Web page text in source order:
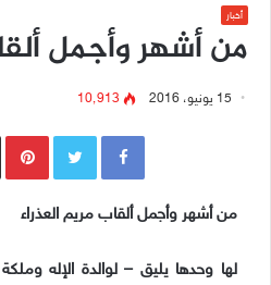
أخبار
من أشهر وأجمل
15 يونيو، 2016 10٬913
من أشهر وأجمل ألقاب مريم العذراء
لها وحدها يليق – لوالدة الإله